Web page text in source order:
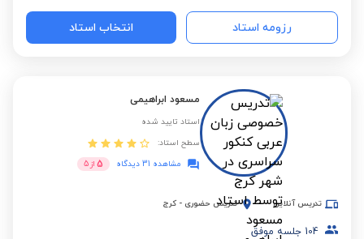
رزومه استاد انتخاب استاد
مسعود ابراهیمی
استاد تایید شده
سطح استاد:
مشاهده 31 دیدگاه
5 از 5
تدریس آنلاین تدریس حضوری - کرج
104 جلسه موفق